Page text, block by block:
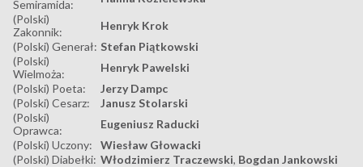
Semiramida:
(Polski)
Zakonnik:
Henryk Krok
(Polski) Generał: Stefan Piątkowski
(Polski)
Wielmoża:
Henryk Pawelski
(Polski) Poeta:
Jerzy Dampc
(Polski) Cesarz:
Janusz Stolarski
(Polski)
Oprawca:
Eugeniusz Raducki
(Polski) Uczony:
Wiesław Głowacki
(Polski) Diabełki: Włodzimierz Traczewski, Bogdan Jankowski